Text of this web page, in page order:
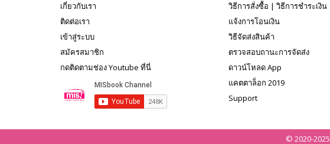
เกี่ยวกับเรา
ติดต่อเรา
เข้าสู่ระบบ
สมัครสมาชิก
กดติดตามช่อง Youtube ที่นี่
วิธีการสั่งซื้อ | วิธีการชำระเงิน
แจ้งการโอนเงิน
วิธีจัดส่งสินค้า
ตรวจสอบถานะการจัดส่ง
ดาวน์โหลด App
แคตตาล็อก 2019
Support
© 2020-2025